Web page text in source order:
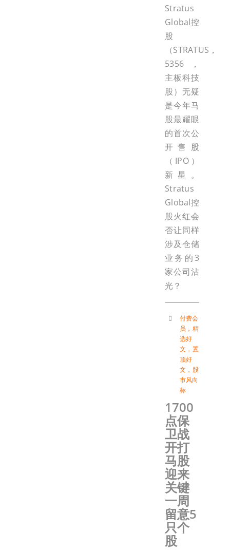
Stratus
Global控
股
（STRATUS，
5356，
主板科技
股）无疑
是今年马
股最耀眼
的首次公
开售股
（IPO）
新星。
Stratus
Global控
股火红会
否让同样
涉及仓储
业务的3
家公司沾
光？
付费会
员 ， 精
选好
文 ， 置
顶好
文 ， 股
市风向
标
1700
点保
卫战
开打
马股
迎来
关键
一周
留意5
只个
股